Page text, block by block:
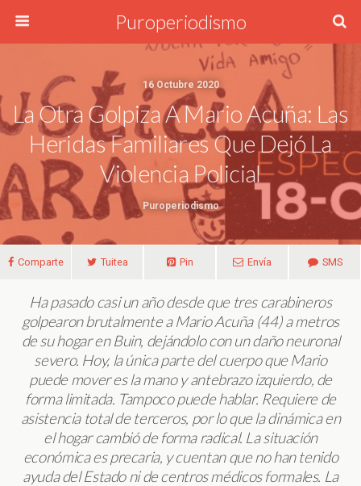
Puroperiodismo
16 Octubre 2020
La Otra Golpiza A Mario Acuña: Las
Heridas Familiares Que Dejó La
Violencia Policial
Puroperiodismo
Comparte Tuitea Pin Envía SMS
Ha pasado casi un año desde que tres carabineros
golpearon brutalmente a Mario Acuña (44) a metros
de su hogar en Buin, dejándolo con un daño neuronal
severo. Hoy, la única parte del cuerpo que Mario
puede mover es la mano y antebrazo izquierdo, de
forma limitada. Tampoco puede hablar. Requiere de
asistencia total de terceros, por lo que la dinámica en
el hogar cambió de forma radical. La situación
económica es precaria, y cuentan que no han tenido
ayuda del Estado ni de centros médicos formales. La